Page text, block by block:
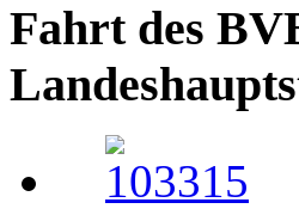
Fahrt des